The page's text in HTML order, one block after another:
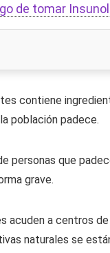
de tomar Insunol
contiene
población padece.
personas que
grave.
acuden a centros
naturales se